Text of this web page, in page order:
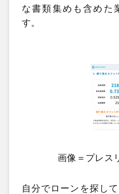
な書類集めも含めた
す。
画像＝プレス
自分でローンを探し